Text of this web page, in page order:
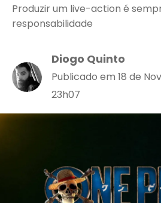
Produzir um live-action é
responsabilidade
Diogo Quinto
Publicado em 18 de
23h07